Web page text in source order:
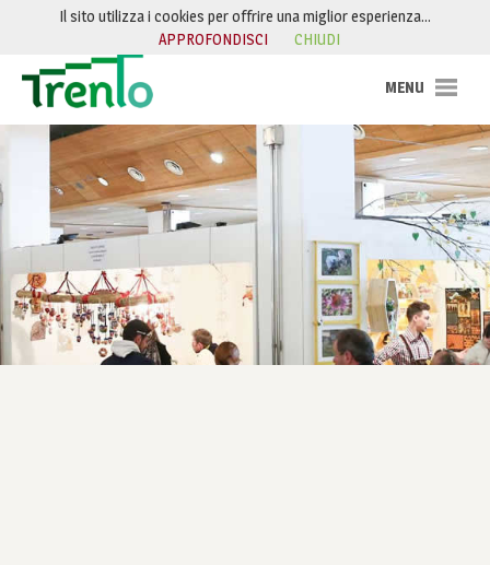
Salta al contenuto
Il sito utilizza i cookies per offrire una miglior esperienza…
APPROFONDISCI
CHIUDI